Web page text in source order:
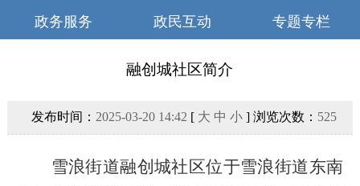
政务服务 政民互动 专题专栏
融创城社区简介
发布时间： 2025-03-20 14:42 [ 大 中 小] 浏览次数： 525
雪浪街道融创城社区位于雪浪街道东南